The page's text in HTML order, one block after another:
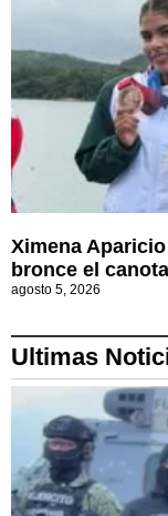
Ximena
bronce el
agosto 5, 2026
Ultimas